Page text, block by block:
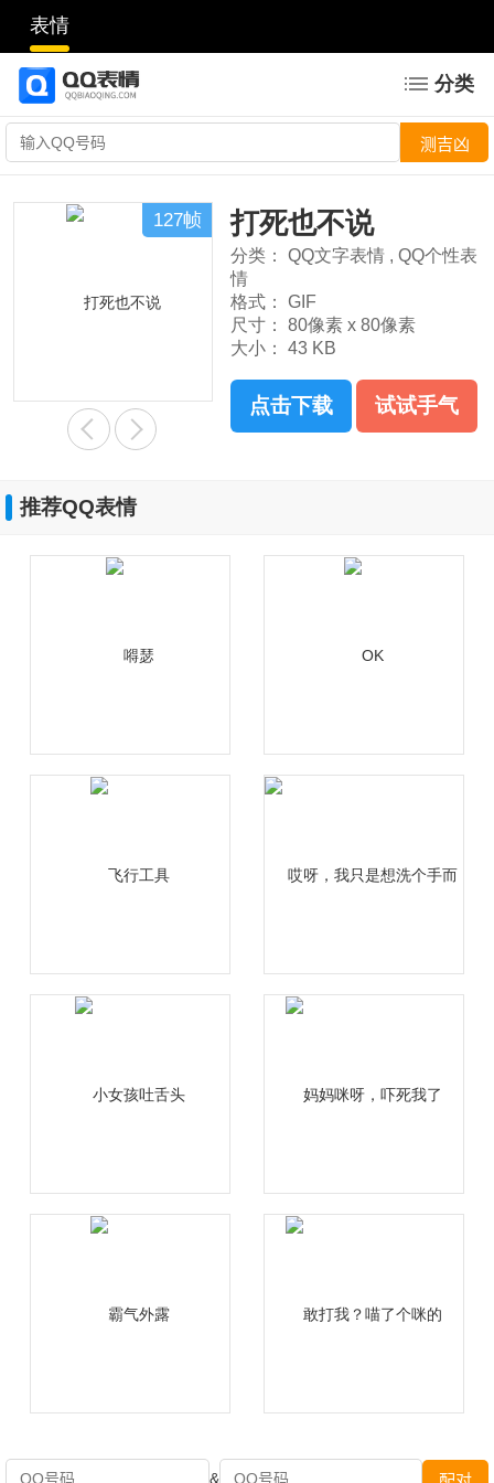
表情
分类
127帧 打死也不说
分类： QQ文字表情 , QQ个性表
情
格式：
GIF
尺寸：
80像素 x 80像素
大小：
43 KB
点击下载 试试手气
推荐QQ表情